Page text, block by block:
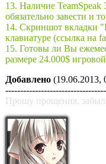
13. Наличие TeamSpeak
обязательно завести и
14. Скриншот вкладки
клавиатуре (ссылка на
15. Готовы ли Вы
размере 24.000$
Добавлено (19.06.2013,
Прошу прощения,